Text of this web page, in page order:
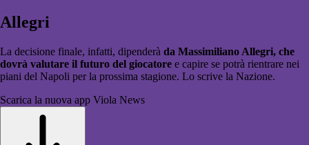
Allegri
La decisione finale, infatti, dipenderà da Massimiliano Allegri, che
dovrà valutare il futuro del giocatore e capire se potrà rientrare nei
piani del Napoli per la prossima stagione. Lo scrive la Nazione.
Scarica la nuova app Viola News